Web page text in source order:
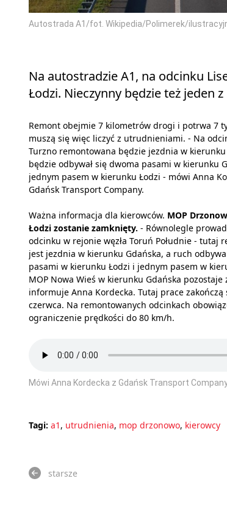
Autostrada A1/fot. Wikipedia/Polimerek/
Na autostradzie A1, na odcinku
Łodzi. Nieczynny będzie też jeden z
Remont obejmie 7 kilometrów drogi i potrwa 7
muszą się więc liczyć z utrudnieniami. - Na
Turzno remontowana będzie jezdnia w
będzie odbywał się dwoma pasami w kierunku
jednym pasem w kierunku Łodzi - mówi Anna
Gdańsk Transport Company.
Ważna informacja dla kierowców. MOP
Łodzi zostanie zamknięty. - Równolegle
odcinku w rejonie węzła Toruń Południe - tutaj
jest jezdnia w kierunku Gdańska, a ruch
pasami w kierunku Łodzi i jednym pasem w
MOP Nowa Wieś w kierunku Gdańska pozostaje
informuje Anna Kordecka. Tutaj prace zakończą
czerwca. Na remontowanych odcinkach
ograniczenie prędkości do 80 km/h.
Mówi Anna Kordecka z Gdańsk Transport
Tagi: a1 , utrudnienia, mop drzonowo, kierowcy
starsze